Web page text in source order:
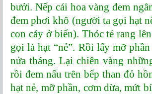
bưởi. Nếp cái hoa vàng đem
đem phơi khô (người ta gọi hạt
con cáy ở biển). Thóc tẻ rang
gọi là hạt “nẻ”. Rồi lấy mỡ
nửa tháng. Lại chiên vàng
rồi đem nấu trên bếp than đỏ
hạt nẻ, mỡ phần, cơm dừa, mứt